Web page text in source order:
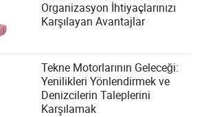
Organizasyon İhtiyaçlarınızı
Karşılayan Avantajlar
Tekne Motorlarının Geleceği:
Yenilikleri Yönlendirmek ve
Denizcilerin Taleplerini
Karşılamak